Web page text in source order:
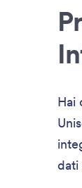
Hai
dati